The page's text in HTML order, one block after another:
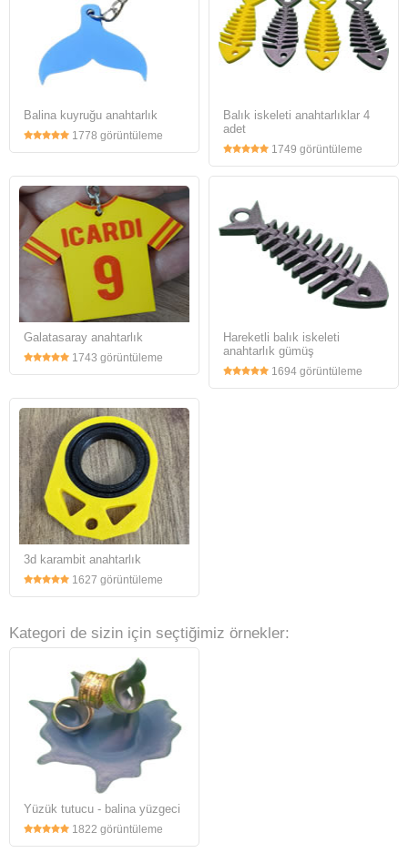
Balina kuyruğu anahtarlık
1778 görüntüleme
Balık iskeleti anahtarlıklar 4
adet
1749 görüntüleme
Galatasaray anahtarlık
1743 görüntüleme
Hareketli balık iskeleti
anahtarlık gümüş
1694 görüntüleme
3d karambit anahtarlık
1627 görüntüleme
Kategori de sizin için seçtiğimiz örnekler:
Yüzük tutucu - balina yüzgeci
1822 görüntüleme